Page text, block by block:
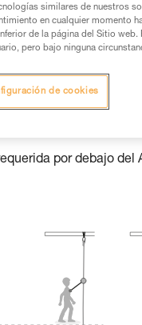
y un
ejecutar estas
con su actividad.
por debajo del
similares de nuestros
en cualquier momento
de la página del Sitio web.
pero bajo ninguna
de cookies